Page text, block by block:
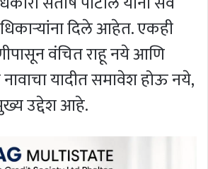
दिले आहेत. एकही
वंचित राहू नये आणि
नावाचा यादीत समावेश होऊ नये,
उद्देश आहे.